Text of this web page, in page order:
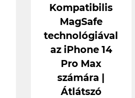
Kompatibilis
MagSafe
technológiával
az iPhone 14
Pro Max
számára |
Átlátszó